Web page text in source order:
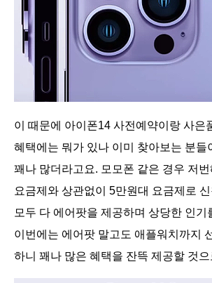
이 때문에 아이폰14 사전예약이랑 사은
혜택에는 뭐가 있나 이미 찾아보는 분들
꽤나 많더라고요. 모모폰 같은 경우 저번
요금제와 상관없이 5만원대 요금제로
모두 다 에어팟을 제공하며 상당한 인기
이번에는 에어팟 말고도 애플워치까지
하니 꽤나 많은 혜택을 잔뜩 제공할 것